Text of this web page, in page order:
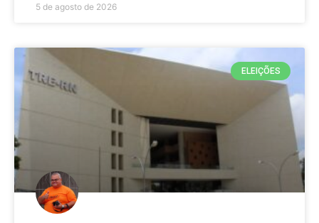
5 de agosto de 2026
ELEIÇÕES